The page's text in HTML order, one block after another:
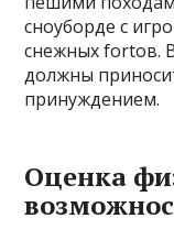
сноуборде с
снежных fortов.
должны
принуждением.
Оценка